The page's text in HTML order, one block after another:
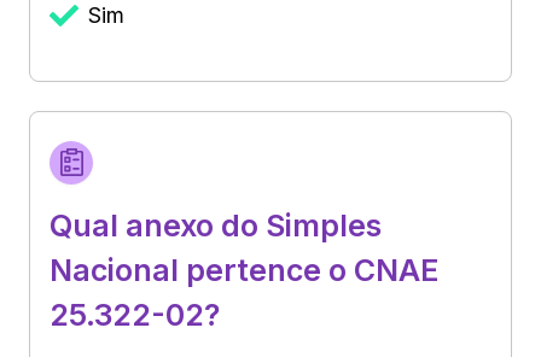
Sim
Qual anexo do Simples
Nacional pertence o CNAE
25.322-02?